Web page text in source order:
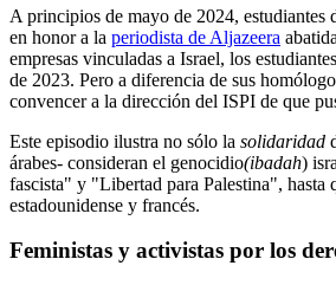
A principios de mayo de 2024,
en honor a la periodista de Aljazeera
empresas vinculadas a Israel, los
de 2023. Pero a diferencia de sus
convencer a la dirección del ISPI de que
Este episodio ilustra no sólo la solidaridad
árabes- consideran el genocidio(ibadah)
fascista" y "Libertad para Palestina", hasta
estadounidense y francés.
Feministas y activistas por los